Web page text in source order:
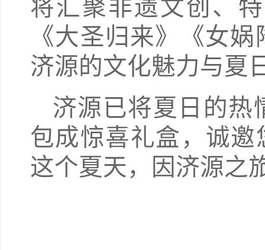
将汇聚非遗文创、
《大圣归来》《女
济源的文化魅力与夏
济源已将夏日的热
包成惊喜礼盒，诚邀
这个夏天，因济源之